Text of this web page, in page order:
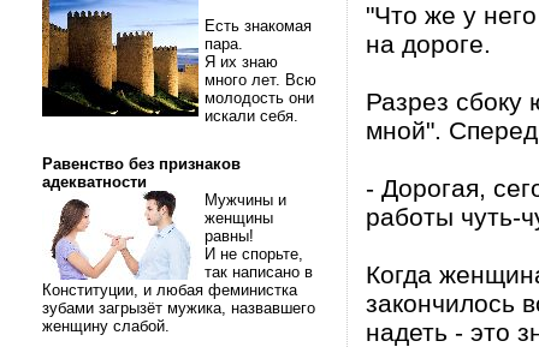
Есть знакомая
пара.
Я их знаю
много лет. Всю
молодость они
искали себя.
Равенство без признаков
адекватности
Мужчины и
женщины
равны!
И не спорьте,
так написано в
Конституции, и любая феминистка
зубами загрызёт мужика, назвавшего
женщину слабой.
"Что же у
на дороге.
Разрез сбоку
мной".
- Дорогая,
работы чуть-
Когда
закончилось
надеть - это